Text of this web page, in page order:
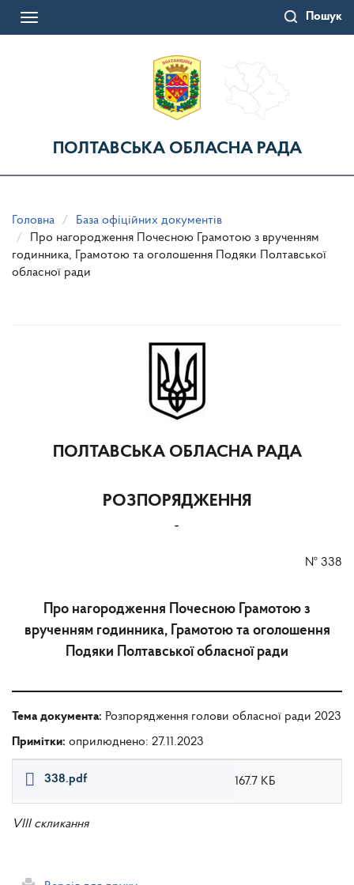
Пошук
Toggle
ПОЛТАВСЬКА ОБЛАСНА РАДА
Головна
База офіційних документів
Про нагородження Почесною Грамотою з врученням
годинника, Грамотою та оголошення Подяки Полтавської
обласної ради
ПОЛТАВСЬКА ОБЛАСНА РАДА
РОЗПОРЯДЖЕННЯ
-
№ 338
Про нагородження Почесною Грамотою з
врученням годинника, Грамотою та оголошення
Подяки Полтавської обласної ради
Тема документа: Розпорядження голови обласної ради 2023
Примітки: оприлюднено: 27.11.2023
338.pdf 167.7 КБ
VIII скликання